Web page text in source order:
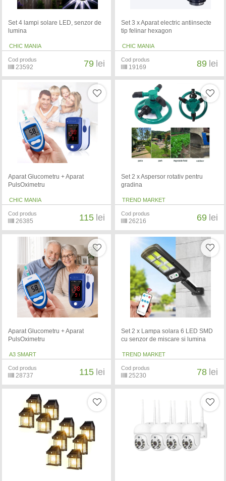
Set 4 lampi solare LED, senzor de
lumina
CHIC MANIA
Cod produs
23592 79 lei
Set 3 x Aparat electric antiinsecte
tip felinar hexagon
CHIC MANIA
Cod produs
19169 89 lei
Aparat Glucometru + Aparat
PulsOximetru
CHIC MANIA
Cod produs
26385 115 lei
Set 2 x Aspersor rotativ pentru
gradina
TREND MARKET
Cod produs
26216 69 lei
Aparat Glucometru + Aparat
PulsOximetru
A3 SMART
Cod produs
28737 115 lei
Set 2 x Lampa solara 6 LED SMD
cu senzor de miscare si lumina
TREND MARKET
Cod produs
25230 78 lei